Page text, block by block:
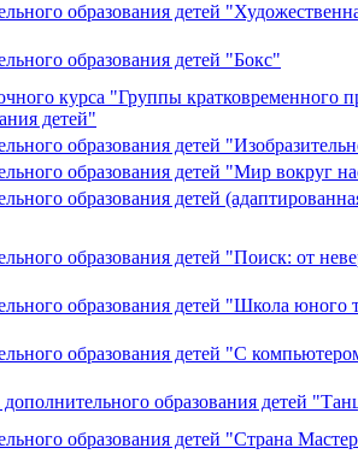
образования детей
образования детей "Бокс"
курса "Группы кратковременного
детей"
образования детей
образования детей "Мир вокруг
образования детей
образования детей "Поиск: от
образования детей "Школа юного
образования детей "С
дополнительного образования детей
образования детей "Страна